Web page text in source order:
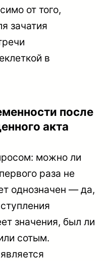
от того,
зачатия
в
после
акта
можно ли
раза не
однозначен — да,
значения, был ли
сотым.